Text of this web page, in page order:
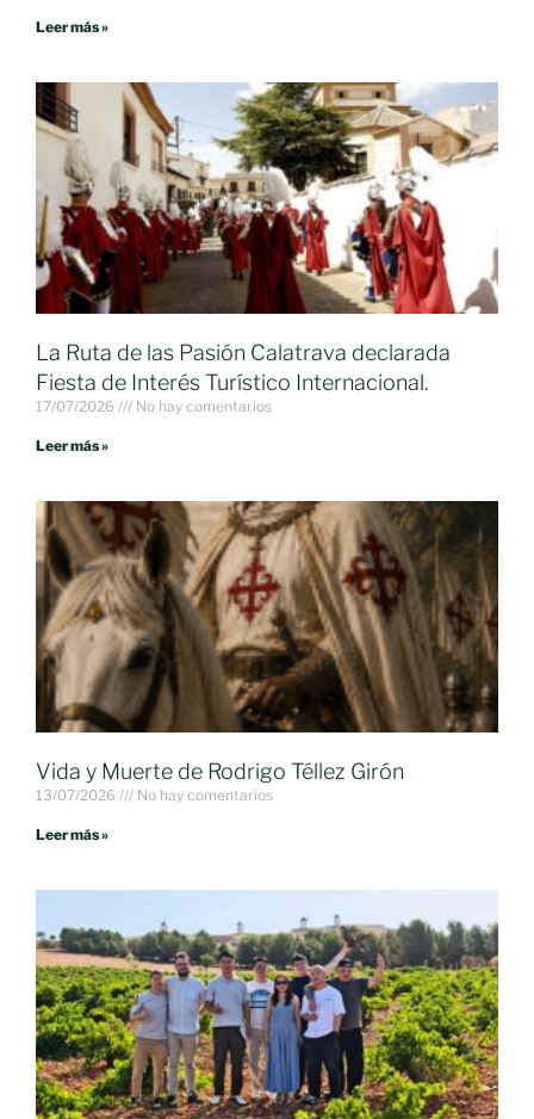
Leer más »
La Ruta de las Pasión Calatrava declarada
Fiesta de Interés Turístico Internacional.
17/07/2026 No hay comentarios
Leer más »
Vida y Muerte de Rodrigo Téllez Girón
13/07/2026 No hay comentarios
Leer más »